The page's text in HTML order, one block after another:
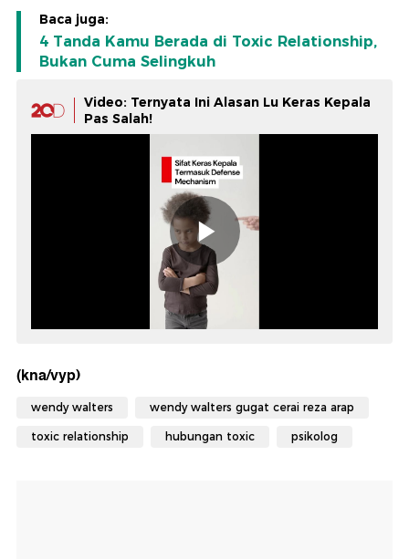
Baca juga:
4 Tanda Kamu Berada di Toxic Relationship,
Bukan Cuma Selingkuh
Video: Ternyata Ini Alasan Lu Keras Kepala
Pas Salah!
(kna/vyp)
wendy walters wendy walters gugat cerai reza arap
toxic relationship hubungan toxic psikolog